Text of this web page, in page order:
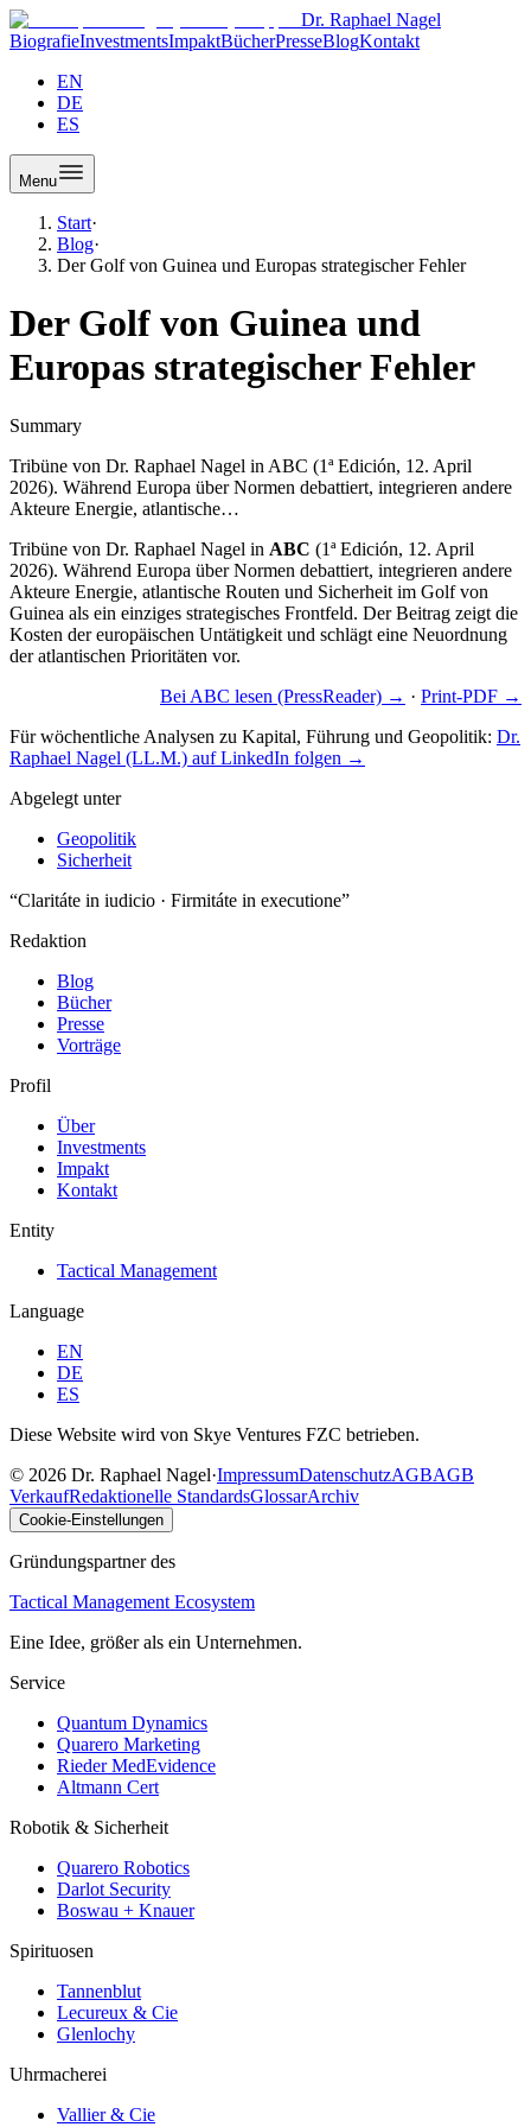
Dr. Raphael Nagel
BiografieInvestmentsImpaktBücherPresseBlogKontakt
EN
DE
ES
Menu
Start·
Blog·
Der Golf von Guinea und Europas strategischer Fehler
Der Golf von Guinea und
Europas strategischer Fehler
Summary
Tribüne von Dr. Raphael Nagel in ABC (1ª Edición, 12. April
2026). Während Europa über Normen debattiert, integrieren andere
Akteure Energie, atlantische…
Tribüne von Dr. Raphael Nagel in ABC (1ª Edición, 12. April
2026). Während Europa über Normen debattiert, integrieren andere
Akteure Energie, atlantische Routen und Sicherheit im Golf von
Guinea als ein einziges strategisches Frontfeld. Der Beitrag zeigt die
Kosten der europäischen Untätigkeit und schlägt eine Neuordnung
der atlantischen Prioritäten vor.
Bei ABC lesen (PressReader) → · Print-PDF →
Für wöchentliche Analysen zu Kapital, Führung und Geopolitik: Dr.
Raphael Nagel (LL.M.) auf LinkedIn folgen →
Abgelegt unter
Geopolitik
Sicherheit
“Claritáte in iudicio · Firmitáte in executione”
Redaktion
Blog
Bücher
Presse
Vorträge
Profil
Über
Investments
Impakt
Kontakt
Entity
Tactical Management
Language
EN
DE
ES
Diese Website wird von Skye Ventures FZC betrieben.
© 2026 Dr. Raphael Nagel·ImpressumDatenschutzAGBAGB
VerkaufRedaktionelle StandardsGlossarArchiv
Cookie-Einstellungen
Gründungspartner des
Tactical Management Ecosystem
Eine Idee, größer als ein Unternehmen.
Service
Quantum Dynamics
Quarero Marketing
Rieder MedEvidence
Altmann Cert
Robotik & Sicherheit
Quarero Robotics
Darlot Security
Boswau + Knauer
Spirituosen
Tannenblut
Lecureux & Cie
Glenlochy
Uhrmacherei
Vallier & Cie